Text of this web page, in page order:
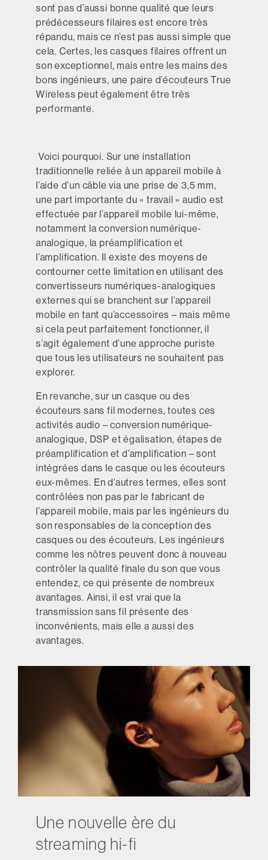
sont pas d’aussi bonne qualité que leurs
prédécesseurs filaires est encore très
répandu, mais ce n’est pas aussi simple que
cela. Certes, les casques filaires offrent un
son exceptionnel, mais entre les mains des
bons ingénieurs, une paire d’écouteurs True
Wireless peut également être très
performante.
Voici pourquoi. Sur une installation
traditionnelle reliée à un appareil mobile à
l’aide d’un câble via une prise de 3,5 mm,
une part importante du « travail » audio est
effectuée par l’appareil mobile lui-même,
notamment la conversion numérique-
analogique, la préamplification et
l’amplification. Il existe des moyens de
contourner cette limitation en utilisant des
convertisseurs numériques-analogiques
externes qui se branchent sur l’appareil
mobile en tant qu’accessoires – mais même
si cela peut parfaitement fonctionner, il
s’agit également d’une approche puriste
que tous les utilisateurs ne souhaitent pas
explorer.
En revanche, sur un casque ou des
écouteurs sans fil modernes, toutes ces
activités audio – conversion numérique-
analogique, DSP et égalisation, étapes de
préamplification et d’amplification – sont
intégrées dans le casque ou les écouteurs
eux-mêmes. En d’autres termes, elles sont
contrôlées non pas par le fabricant de
l’appareil mobile, mais par les ingénieurs du
son responsables de la conception des
casques ou des écouteurs. Les ingénieurs
comme les nôtres peuvent donc à nouveau
contrôler la qualité finale du son que vous
entendez, ce qui présente de nombreux
avantages. Ainsi, il est vrai que la
transmission sans fil présente des
inconvénients, mais elle a aussi des
avantages.
Une nouvelle ère du
streaming hi-fi